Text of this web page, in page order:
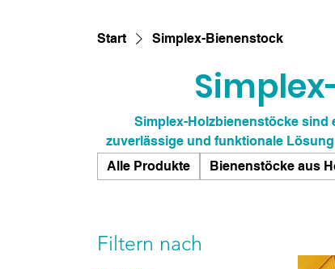
Start Simplex-Bienenstock
Simplex-Holzbienenstöcke sind
zuverlässige und funktionale
nach dem traditionellen Simplex-
die Unterbringung von Bienen
Alle Produkte Bienenstöcke aus
Filtern nach